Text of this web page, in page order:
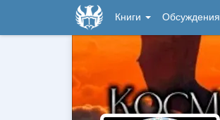
Книги Обсуждения